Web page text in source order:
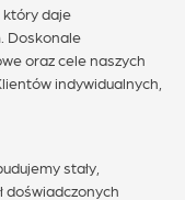
który daje
Doskonale
oraz cele naszych
indywidualnych,
stały,
doświadczonych